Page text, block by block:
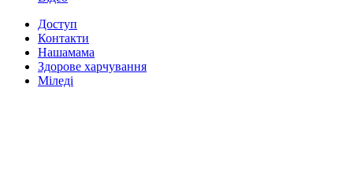
Доступ
Контакти
Нашамама
Здорове харчування
Міледі